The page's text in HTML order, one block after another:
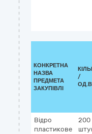
КОНКРЕТНА
НАЗВА
ПРЕДМЕТА
ЗАКУПІВЛІ
/
Відро
пластикове
200